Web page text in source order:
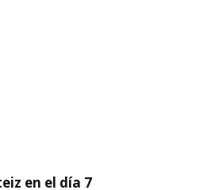
en el día 7